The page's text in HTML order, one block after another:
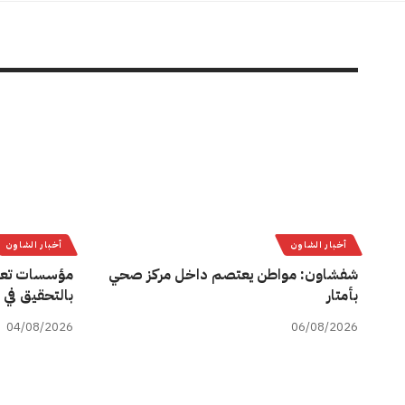
أخبار الشاون
شفشاون: مواطن يعتصم داخل مركز صحي
بأمتار
06/08/2026
أخبار الشاون
مؤسسات
بالتحقيق
04/08/2026